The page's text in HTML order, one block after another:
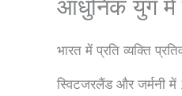
आधुनिक युग में
भारत में प्रति व्यक्ति
स्विटजरलैंड और जर्मनी में